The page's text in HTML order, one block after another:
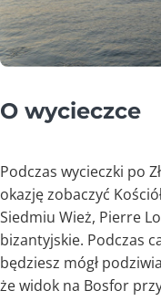
O wycieczce
Podczas wycieczki po
okazję zobaczyć
Siedmiu Wież, Pierre
bizantyjskie. Podczas
będziesz mógł
że widok na Bosfor